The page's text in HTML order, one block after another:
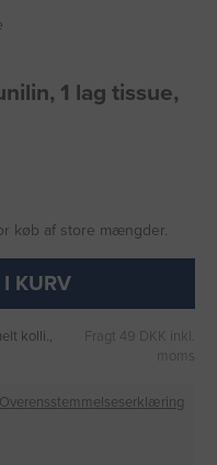
1 lag tissue,
køb af store mængder.
KURV
kolli.,
Fragt 49 DKK inkl.
moms
Overensstemmelseserklæring